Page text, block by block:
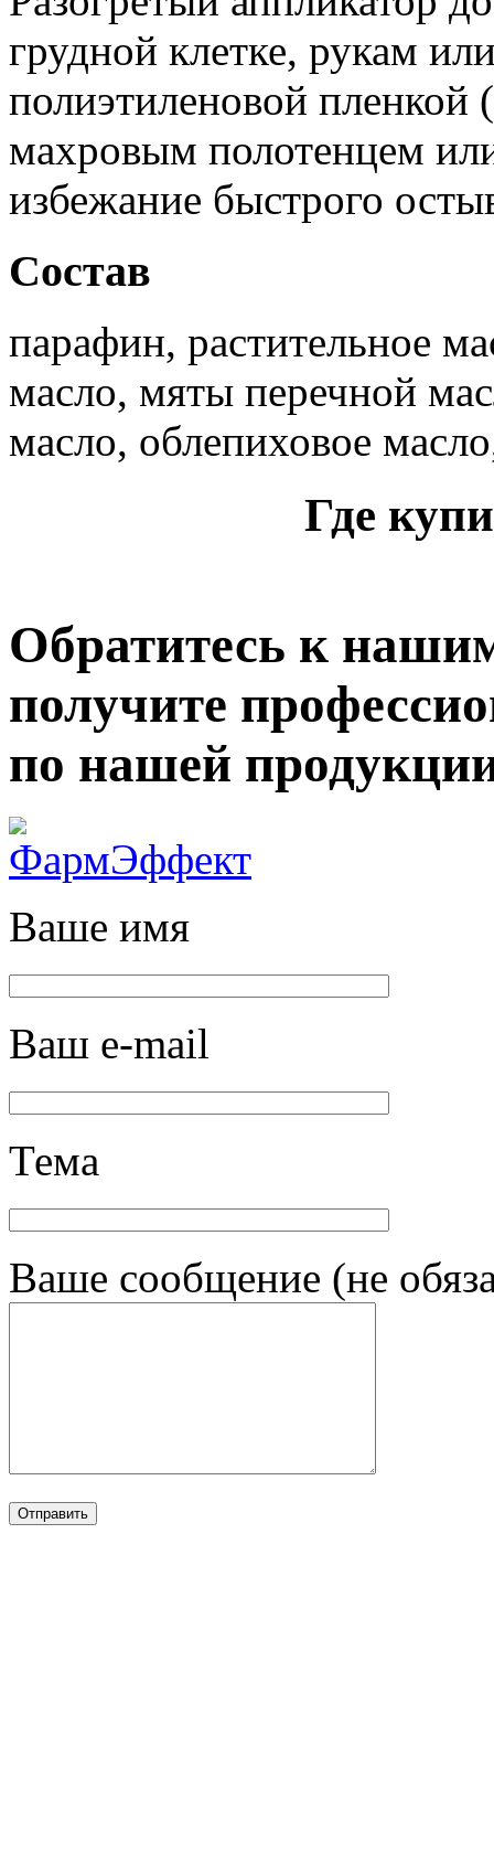
грудной клетке, рукам
полиэтиленовой пленкой
махровым полотенцем
избежание быстрого
Состав
парафин, растительное
масло, мяты перечной
масло, облепиховое
Где
Обратитесь к
получите
по нашей
Ваше имя
Ваш e-mail
Тема
Ваше сообщение (не